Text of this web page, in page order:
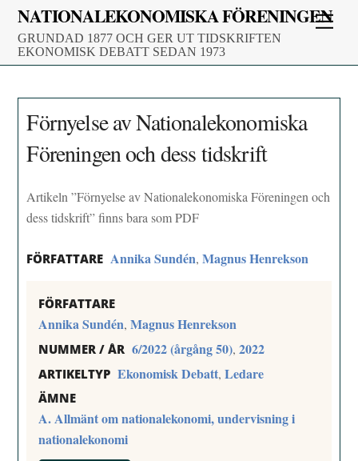
Skip
content
NATIONALEKONOMISKA FÖRENINGEN
GRUNDAD 1877 OCH GER UT TIDSKRIFTEN
EKONOMISK DEBATT SEDAN 1973
Förnyelse av Nationalekonomiska
Föreningen och dess tidskrift
Artikeln ”Förnyelse av Nationalekonomiska Föreningen och
dess tidskrift” finns bara som PDF
FÖRFATTARE Annika Sundén,Magnus Henrekson
FÖRFATTARE
Annika Sundén,Magnus Henrekson
NUMMER / ÅR 6/2022 (årgång 50),2022
ARTIKELTYP Ekonomisk Debatt,Ledare
ÄMNE
A. Allmänt om nationalekonomi, undervisning i
nationalekonomi